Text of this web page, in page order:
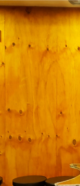
장
우
소
고
무
한